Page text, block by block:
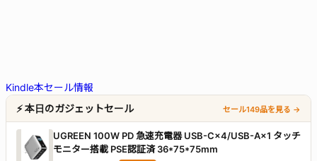
Kindle本セール情報
⚡ 本日のガジェットセール
セール149品を見る →
UGREEN 100W PD 急速充電器 USB-C×4/USB-A×1 タッチ
モニター搭載 PSE認証済 36*75*75mm